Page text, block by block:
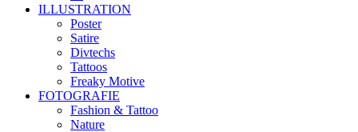
ILLUSTRATION
Poster
Satire
Divtechs
Tattoos
Freaky Motive
FOTOGRAFIE
Fashion & Tattoo
Nature